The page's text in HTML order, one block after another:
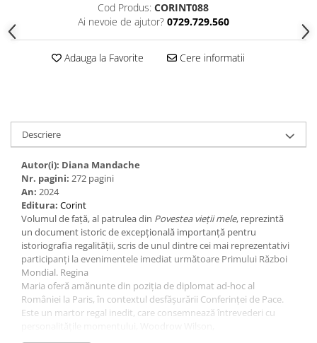
Cod Produs: CORINT088
Ai nevoie de ajutor? 0729.729.560
Adauga la Favorite Cere informatii
Descriere
Autor(i): Diana Mandache
Nr. pagini: 272 pagini
An: 2024
Editura: Corint
Volumul de față, al patrulea din Povestea viețiimele, reprezintă
un document istoric de excepțională importanță pentru
istoriografia regalității, scris de unul dintre cei mai reprezentativi
participanți la evenimentele imediat următoare Primului Război
Mondial. Regina
Maria oferă amănunte din poziția de diplomat ad-hoc al
României la Paris, în contextul desfășurării Conferinței de Pace.
Este un martor regal inedit, care consemnează întrevederi cu
Raymond Poincaré, Georges Clemenceau ori David Lloyd George.